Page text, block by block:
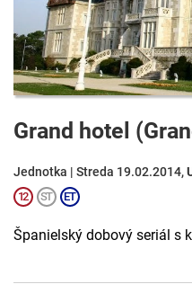
Grand hotel
Jednotka | Streda 19.02.2014,
Španielský dobový seriál s